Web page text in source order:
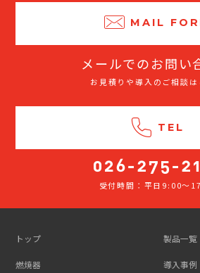
MAIL
メールでのお問い
お見積りや導入のご相談は
TEL
受付時間：平日9:00～
トップ
燃焼器
製品一覧
導入事例